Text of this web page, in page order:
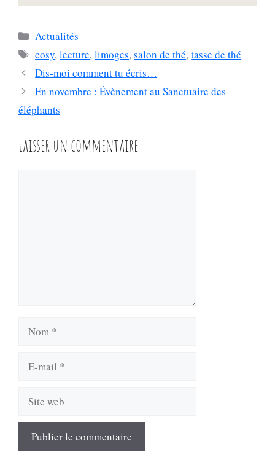
Catégories
Actualités
Étiquettes
cosy,lecture,limoges,salon de thé,tasse de thé
Dis-moi comment tu écris…
En novembre : Évènement au Sanctuaire des
éléphants
Laisser un commentaire
Nom
Site